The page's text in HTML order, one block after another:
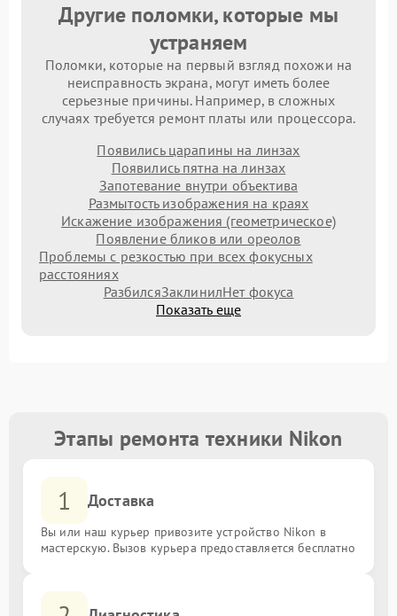
Другие поломки, которые мы
устраняем
Поломки, которые на первый взгляд похожи на
неисправность экрана, могут иметь более
серьезные причины. Например, в сложных
случаях требуется ремонт платы или процессора.
Появились царапины на линзах
Появились пятна на линзах
Запотевание внутри объектива
Размытость изображения на краях
Искажение изображения (геометрическое)
Появление бликов или ореолов
Проблемы с резкостью при всех фокусных
расстояниях
РазбилсяЗаклинилНет фокуса
Показать еще
Этапы ремонта техники Nikon
1 Доставка
Вы или наш курьер привозите устройство Nikon в
мастерскую. Вызов курьера предоставляется бесплатно